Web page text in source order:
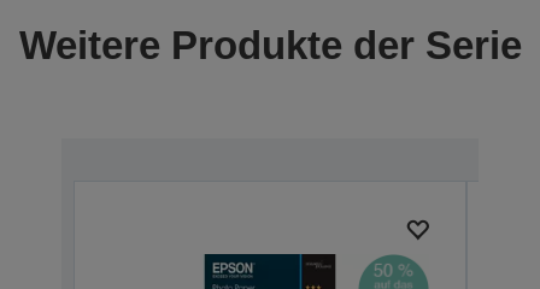
Weitere Produkte der Serie